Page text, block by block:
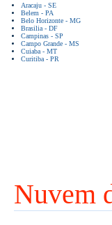
Aracaju - SE
Belem - PA
Belo Horizonte - MG
Brasilia - DF
Campinas - SP
Campo Grande - MS
Cuiaba - MT
Curitiba - PR
Nuvem